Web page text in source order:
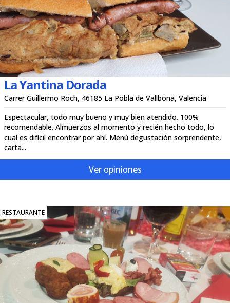
La Yantina Dorada
Carrer Guillermo Roch, 46185 La Pobla de Vallbona, Valencia
Espectacular, todo muy bueno y muy bien atendido. 100%
recomendable. Almuerzos al momento y recién hecho todo, lo
cual es difícil encontrar por ahí. Menú degustación sorprendente,
carta...
Ver opiniones
RESTAURANTE